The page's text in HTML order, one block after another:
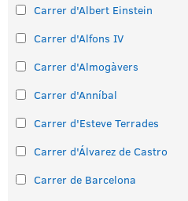
Carrer d'Albert Einstein
Carrer d'Alfons IV
Carrer d'Almogàvers
Carrer d'Anníbal
Carrer d'Esteve Terrades
Carrer d'Álvarez de Castro
Carrer de Barcelona